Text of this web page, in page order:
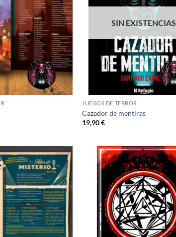
SIN EXISTENCIAS
JUEGOS DE TERROR
Cazador de mentiras
19,90€
Añadir
a la
lista de
deseos